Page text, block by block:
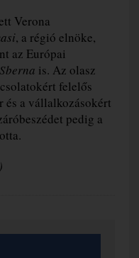
Verona
, a régió elnöke,
az Európai
is. Az olasz
felelős
a vállalkozásokért
pedig a